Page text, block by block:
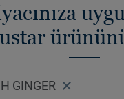
GINGER